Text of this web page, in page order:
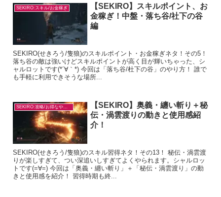
SEKIRO:スキル/お金稼ぎ
【SEKIRO】スキルポイント、お
金稼ぎ！中盤・落ち谷/社下の谷
編
SEKIRO(せきろう/隻狼)のスキルポイント・お金稼ぎネタ！その5！
落ち谷の敵は強いけどスキルポイントが高く目が輝いちゃった、シ
ャルロットです(*´∀｀*) 今回は「落ち谷/杜下の谷」のやり方！ 誰で
も手軽に利用できそうな場所...
SEKIRO:攻略/お得なやり方
【SEKIRO】奥義・纏い斬り＋秘
伝・渦雲渡りの動きと使用感紹
介！
SEKIRO(せきろう/隻狼)のスキル習得ネタ！その13！ 秘伝・渦雲渡
りが楽しすぎて、つい深追いしすぎてよくやられます。シャルロッ
トです(=∀=) 今回は「奥義・纏い斬り」＋「秘伝・渦雲渡り」の動
きと使用感を紹介！ 習得時期も終...